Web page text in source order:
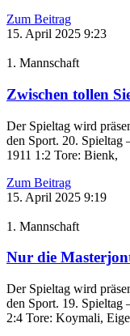
Zum Beitrag
15. April 2025 9:23
1. Mannschaft
Zwischen tollen
Der Spieltag wird
den Sport. 20. Spieltag
1911 1:2 Tore: Bienk,
Zum Beitrag
15. April 2025 9:19
1. Mannschaft
Nur die
Der Spieltag wird
den Sport. 19. Spieltag
2:4 Tore: Koymali,